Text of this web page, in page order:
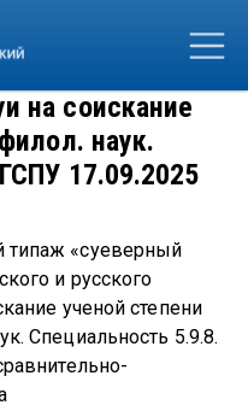
на соискание
наук.
17.09.2025
«суеверный
и русского
ученой степени
Специальность 5.9.8.